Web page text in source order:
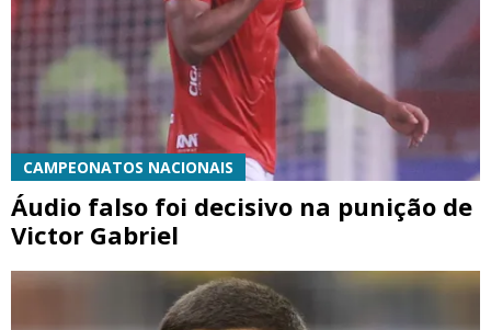
CAMPEONATOS NACIONAIS
Áudio falso foi decisivo na punição de
Victor Gabriel